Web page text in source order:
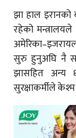
झा हाल इरानको
रहेको
अमेरिका–इजरायल
सुरु हुनुअघि नै
झासहित अन्य
सुरक्षाकर्मीले